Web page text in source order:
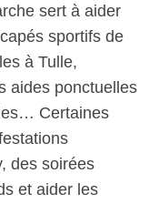
sert à aider
sportifs de
à Tulle,
aides ponctuelles
Certaines
des soirées
et aider les